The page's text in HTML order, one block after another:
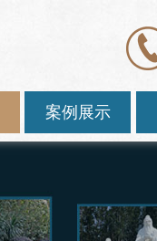
案例展示